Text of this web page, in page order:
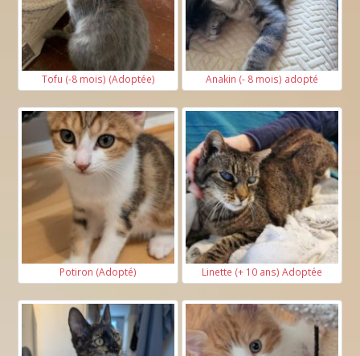
Tofu (-8 mois) (Adoptée) Anakin (- 8 mois) adopté
Potiron (Adopté) Linette (+ 10 ans) Adoptée